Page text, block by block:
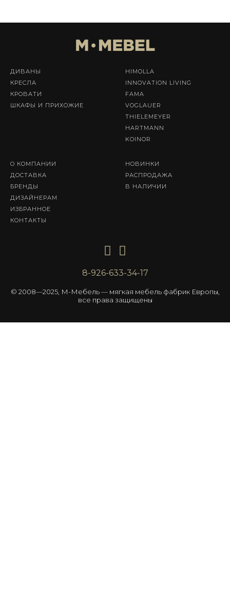
ДИВАНЫ
КРЕСЛА
КРОВАТИ
ШКАФЫ И ПРИХОЖИЕ
HIMOLLA
INNOVATION LIVING
FAMA
VOGLAUER
THIELEMEYER
HARTMANN
KOINOR
О КОМПАНИИ
ДОСТАВКА
БРЕНДЫ
ДИЗАЙНЕРАМ
ИЗБРАННОЕ
КОНТАКТЫ
НОВИНКИ
РАСПРОДАЖА
В НАЛИЧИИ
8-926-633-34-17
© 2008—2025, М-Мебель — мягкая мебель фабрик Европы,
все права защищены